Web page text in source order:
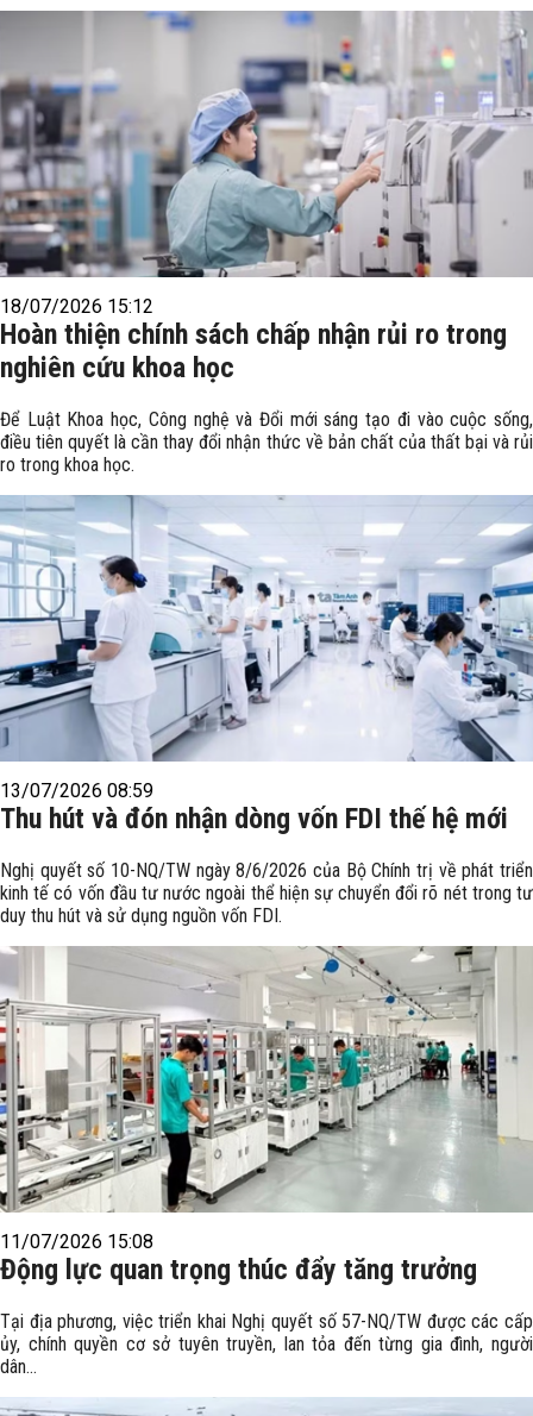
18/07/2026 15:12
Hoàn thiện chính sách chấp nhận rủi ro trong
nghiên cứu khoa học
Để Luật Khoa học, Công nghệ và Đổi mới sáng tạo đi vào cuộc sống,
điều tiên quyết là cần thay đổi nhận thức về bản chất của thất bại và rủi
ro trong khoa học.
13/07/2026 08:59
Thu hút và đón nhận dòng vốn FDI thế hệ mới
Nghị quyết số 10-NQ/TW ngày 8/6/2026 của Bộ Chính trị về phát triển
kinh tế có vốn đầu tư nước ngoài thể hiện sự chuyển đổi rõ nét trong tư
duy thu hút và sử dụng nguồn vốn FDI.
11/07/2026 15:08
Động lực quan trọng thúc đẩy tăng trưởng
Tại địa phương, việc triển khai Nghị quyết số 57-NQ/TW được các cấp
ủy, chính quyền cơ sở tuyên truyền, lan tỏa đến từng gia đình, người
dân...